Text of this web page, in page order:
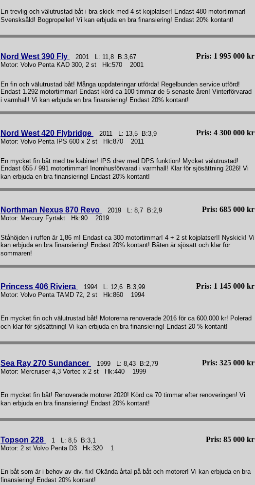
En trevlig och välutrustad båt i bra skick med 4 st kojplatser! Endast 480 motortimmar!
Svensksåld! Bogpropeller! Vi kan erbjuda en bra finansiering! Endast 20% kontant!
Nord West 390 Fly
2001 L: 11,8 B:3,67
Motor: Volvo Penta KAD 300, 2 st Hk:570 2001
Pris: 1 995 000 kr
En fin och välutrustad båt! Många uppdateringar utförda! Regelbunden service utförd!
Endast 1.292 motortimmar! Endast körd ca 100 timmar de 5 senaste åren! Vinterförvarad
i varmhall! Vi kan erbjuda en bra finansiering! Endast 20% kontant!
Nord West 420 Flybridge
2011 L: 13,5 B:3,9
Motor: Volvo Penta IPS 600 x 2 st Hk:870 2011
Pris: 4 300 000 kr
En mycket fin båt med tre kabiner! IPS drev med DPS funktion! Mycket välutrustad!
Endast 655 / 991 motortimmar! Inomhusförvarad i varmhall! Klar för sjösättning 2026! Vi
kan erbjuda en bra finansiering! Endast 20% kontant!
Northman Nexus 870 Revo
2019 L: 8,7 B:2,9
Motor: Mercury Fyrtakt Hk:90 2019
Pris: 685 000 kr
Ståhöjden i ruffen är 1,86 m! Endast ca 300 motortimmar! 4 + 2 st kojplatser!! Nyskick! Vi
kan erbjuda en bra finansiering! Endast 20% kontant! Båten är sjösatt och klar för
sommaren!
Princess 406 Riviera
1994 L: 12,6 B:3,99
Motor: Volvo Penta TAMD 72, 2 st Hk:860 1994
Pris: 1 145 000 kr
En mycket fin och välutrustad båt! Motorerna renoverade 2016 för ca 600.000 kr! Polerad
och klar för sjösättning! Vi kan erbjuda en bra finansiering! Endast 20 % kontant!
Sea Ray 270 Sundancer
1999 L: 8,43 B:2,79
Motor: Mercruiser 4,3 Vortec x 2 st Hk:440 1999
Pris: 325 000 kr
En mycket fin båt! Renoverade motorer 2020! Körd ca 70 timmar efter renoveringen! Vi
kan erbjuda en bra finansiering! Endast 20% kontant!
Topson 228
1 L: 8,5 B:3,1
Motor: 2 st Volvo Penta D3 Hk:320 1
Pris: 85 000 kr
En båt som är i behov av div. fix! Okända årtal på båt och motorer! Vi kan erbjuda en bra
finansiering! Endast 20% kontant!